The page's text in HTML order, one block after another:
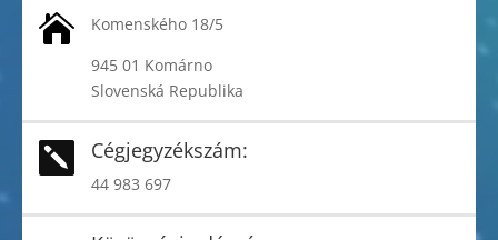

Komenského 18/5
945 01 Komárno
Slovenská Republika
 Cégjegyzékszám:
44 983 697